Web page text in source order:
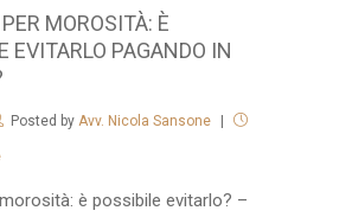
MOROSITÀ: È
EVITARLO PAGANDO IN
Posted by Avv. Nicola Sansone
è possibile evitarlo? –